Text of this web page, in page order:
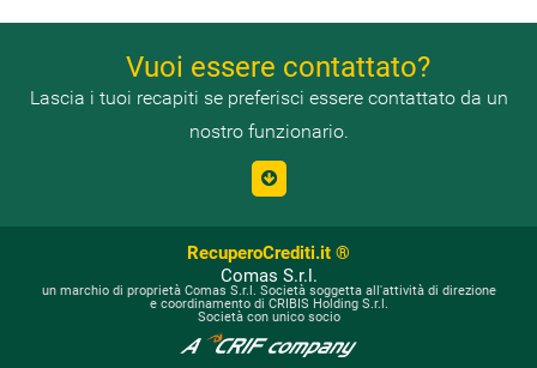
Vuoi essere contattato?
Lascia i tuoi recapiti se preferisci essere contattato da un
nostro funzionario.
RecuperoCrediti.it ®
Comas S.r.l.
un marchio di proprietà Comas S.r.l. Società soggetta all'attività di direzione
e coordinamento di CRIBIS Holding S.r.l.
Società con unico socio